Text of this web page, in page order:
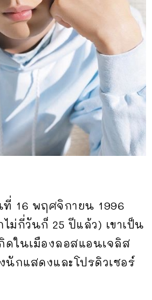
16 พฤศจิกายน 1996
ม่กี่วันก็ 25 ปีแล้ว) เขาเป็น
ในเมืองลอสแอนเจลิส
นักแสดงและโปรดิวเซอร์